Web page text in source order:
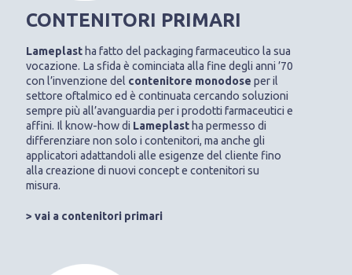
CONTENITORI PRIMARI
Lameplast ha fatto del packaging farmaceutico la sua
vocazione. La sfida è cominciata alla fine degli anni ’70
con l’invenzione del contenitore monodose per il
settore oftalmico ed è continuata cercando soluzioni
sempre più all’avanguardia per i prodotti farmaceutici e
affini. Il know-how di Lameplast ha permesso di
differenziare non solo i contenitori, ma anche gli
applicatori adattandoli alle esigenze del cliente fino
alla creazione di nuovi concept e contenitori su
misura.
> vai a contenitori primari